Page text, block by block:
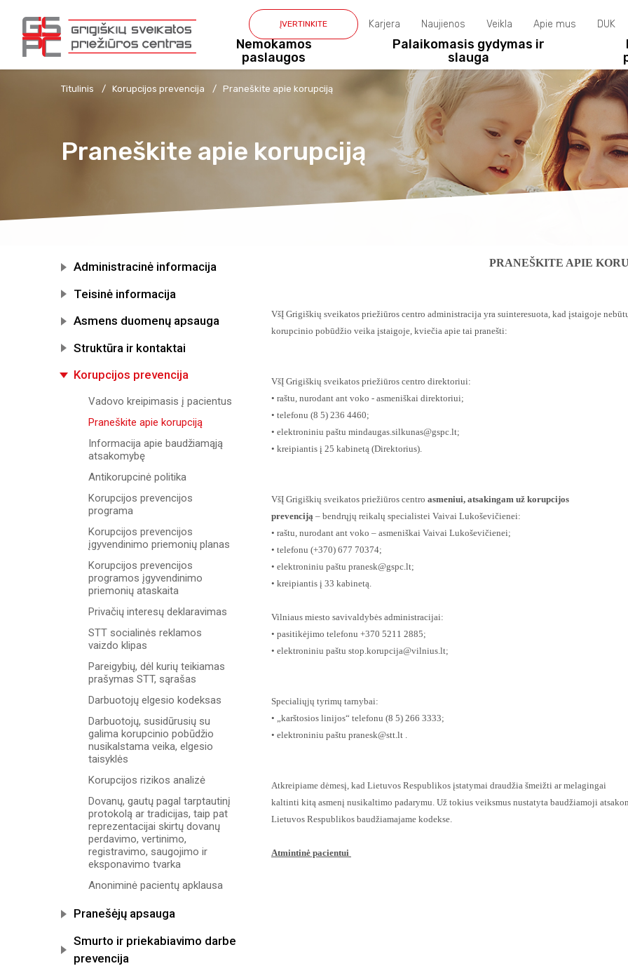
ĮVERTINKITE Karjera Naujienos Veikla Apie mus DUK
Nemokamos
paslaugos
Palaikomasis gydymas ir
slauga
Titulinis Korupcijos prevencija Praneškite apie korupciją
Praneškite apie korupciją
Administracinė informacija
Teisinė informacija
Asmens duomenų apsauga
Struktūra ir kontaktai
Korupcijos prevencija
Vadovo kreipimasis į pacientus
Praneškite apie korupciją
Informacija apie baudžiamąją
atsakomybę
Antikorupcinė politika
Korupcijos prevencijos
programa
Korupcijos prevencijos
įgyvendinimo priemonių planas
Korupcijos prevencijos
programos įgyvendinimo
priemonių ataskaita
Privačių interesų deklaravimas
STT socialinės reklamos
vaizdo klipas
Pareigybių, dėl kurių teikiamas
prašymas STT, sąrašas
Darbuotojų elgesio kodeksas
Darbuotojų, susidūrusių su
galima korupcinio pobūdžio
nusikalstama veika, elgesio
taisyklės
Korupcijos rizikos analizė
Dovanų, gautų pagal tarptautinį
protokolą ar tradicijas, taip pat
reprezentacijai skirtų dovanų
perdavimo, vertinimo,
registravimo, saugojimo ir
eksponavimo tvarka
Anoniminė pacientų apklausa
Pranešėjų apsauga
Smurto ir priekabiavimo darbe
prevencija
PRANEŠKITE APIE
VšĮ Grigiškių sveikatos priežiūros centro administracija yra suinteresuota, kad įstaigoje
korupcinio pobūdžio veika įstaigoje, kviečia apie tai pranešti:
VšĮ Grigiškių sveikatos priežiūros centro direktoriui:
• raštu, nurodant ant voko - asmeniškai direktoriui;
• telefonu (8 5) 236 4460;
• elektroniniu paštu mindaugas.silkunas@gspc.lt;
• kreipiantis į 25 kabinetą (Direktorius).
VšĮ Grigiškių sveikatos priežiūros centro asmeniui, atsakingam už korupcijos
prevenciją – bendrųjų reikalų specialistei Vaivai Lukoševičienei:
• raštu, nurodant ant voko – asmeniškai Vaivai Lukoševičienei;
• telefonu (+370) 677 70374;
• elektroniniu paštu pranesk@gspc.lt;
• kreipiantis į 33 kabinetą.
Vilniaus miesto savivaldybės administracijai:
• pasitikėjimo telefonu +370 5211 2885;
• elektroniniu paštu stop.korupcija@vilnius.lt;
Specialiųjų tyrimų tarnybai:
• „karštosios linijos“ telefonu (8 5) 266 3333;
• elektroniniu paštu pranesk@stt.lt .
Atkreipiame dėmesį, kad Lietuvos Respublikos įstatymai draudžia šmeižti ar melagingai
kaltinti kitą asmenį nusikaltimo padarymu. Už tokius veiksmus nustatyta baudžiamoji
Lietuvos Respublikos baudžiamajame kodekse.
Atmintinė pacientui